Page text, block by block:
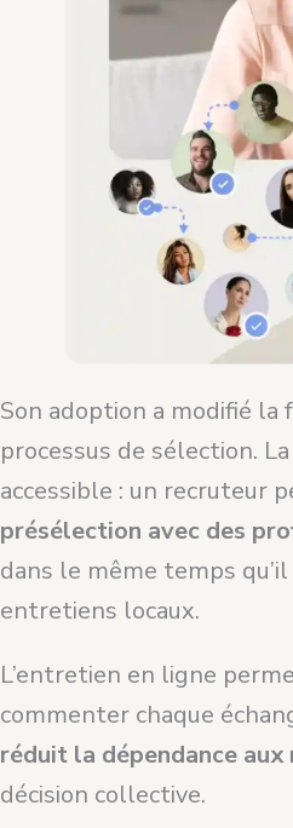
Son adoption a modifié
processus de sélection.
accessible : un recruteur
présélection avec des
dans le même temps
entretiens locaux.
L’entretien en ligne
commenter chaque
réduit la dépendance
décision collective.